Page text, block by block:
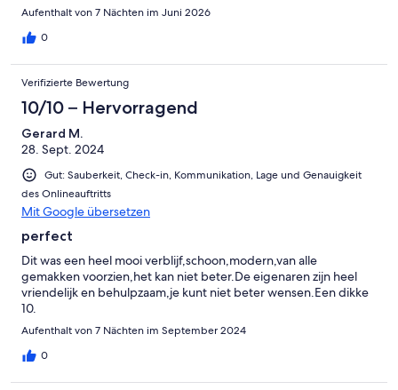
Aufenthalt von 7 Nächten im Juni 2026
0
Verifizierte Bewertung
10/10 – Hervorragend
Gerard M.
28. Sept. 2024
Gut: Sauberkeit, Check-in, Kommunikation, Lage und Genauigkeit
des Onlineauftritts
Mit Google übersetzen
perfect
Dit was een heel mooi verblijf,schoon,modern,van alle
gemakken voorzien,het kan niet beter.De eigenaren zijn heel
vriendelijk en behulpzaam,je kunt niet beter wensen.Een dikke
10.
Aufenthalt von 7 Nächten im September 2024
0